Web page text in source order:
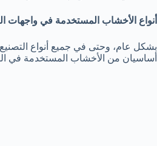
أنواع الأخشاب المستخدمة في واجهات
بشكل عام، وحتى في جميع أنواع
أساسيان من الأخشاب المستخدمة في